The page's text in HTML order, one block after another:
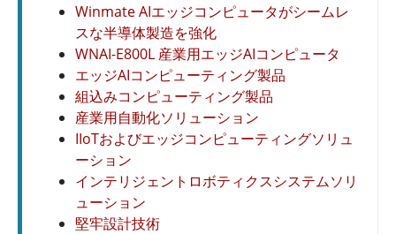
Winmate AIエッジコンピュータがシームレ
スな半導体製造を強化
WNAI-E800L 産業用エッジAIコンピュータ
エッジAIコンピューティング製品
組込みコンピューティング製品
産業用自動化ソリューション
IIoTおよびエッジコンピューティングソリュ
ーション
インテリジェントロボティクスシステムソリ
ューション
堅牢設計技術